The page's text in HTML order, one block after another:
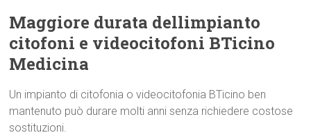
Maggiore durata dellimpianto
citofoni e videocitofoni BTicino
Medicina
Un impianto di citofonia o videocitofonia BTicino ben
mantenuto può durare molti anni senza richiedere costose
sostituzioni.